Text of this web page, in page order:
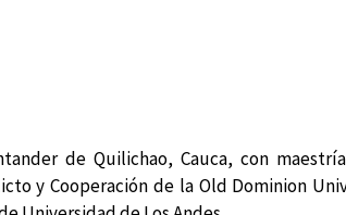
de Quilichao, Cauca, con
y Cooperación de la Old Dominion